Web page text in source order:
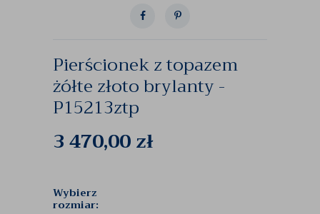
Pierścionek z topazem
żółte złoto brylanty -
P15213ztp
3 470,00zł
Wybierz
rozmiar: